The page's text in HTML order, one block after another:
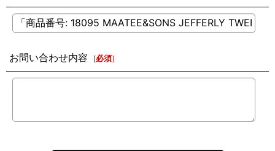
お問い合わせ内容 [必須]